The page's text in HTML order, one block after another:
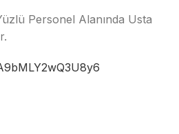
Personel Alanında Usta